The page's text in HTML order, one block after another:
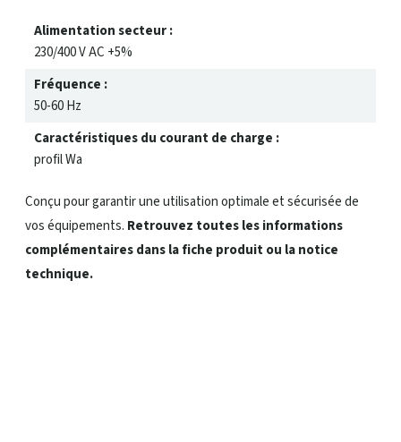
Alimentation secteur :
230/400 V AC +5%
Fréquence :
50-60 Hz
Caractéristiques du courant de charge :
profil Wa
Conçu pour garantir une utilisation optimale et sécurisée de
vos équipements. Retrouvez toutes les informations
complémentaires dans la fiche produit ou la notice
technique.